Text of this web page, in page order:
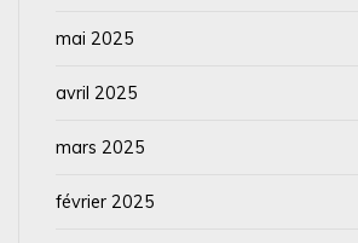
mai 2025
avril 2025
mars 2025
février 2025